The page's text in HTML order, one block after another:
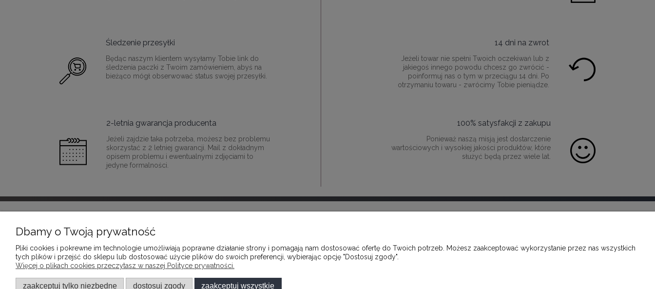
Śledzenie przesyłki
Będąc naszym klientem wysyłamy Tobie link do
śledzenia paczki z Twoim zamówieniem, abyś na
bieżąco mógł obserwować status swojej przesyłki.
14 dni na zwrot
Jeżeli towar nie spełni Twoich oczekiwań lub z
jakiegoś innego powodu chcesz go zwrócić -
poinformuj nas o tym w przeciągu 14 dni. Po
otrzymaniu towaru - zwrócimy Tobie pieniądze.
2-letnia gwarancja producenta
Jeżeli zajdzie taka potrzeba, możesz bez problemu
skorzystać z 2 letniej gwarancji. Mail z dokładnym
opisem problemu i ewentualnymi zdjęciami to
jedyne formalności.
100% satysfakcji z zakupu
Ponieważ naszą misją jest dostarczenie
wartościowych i wysokiej jakości produktów, które
służyć będą przez wiele lat.
REGULAMINY
POLITYKA PRYWATNOŚCI
ZWROTY I REKLAMACJE
FAQ - NAJCZĘŚCIEJ ZADAWANE PYTANIA
KOSZTY DOSTAWY
DOSTAWY I PŁATNOSCI
TWOJE ZAMÓWIENIA KONTAKT
Dbamy o Twoją prywatność
Pliki cookies i pokrewne im technologie umożliwiają poprawne działanie strony i pomagają nam dostosować ofertę do Twoich potrzeb. Możesz zaakceptować wykorzystanie przez nas wszystkich
tych plików i przejść do sklepu lub dostosować użycie plików do swoich preferencji, wybierając opcję "Dostosuj zgody".
Więcej o plikach cookies przeczytasz w naszej Polityce prywatności.
zaakceptuj tylko niezbędne dostosuj zgody zaakceptuj wszystkie